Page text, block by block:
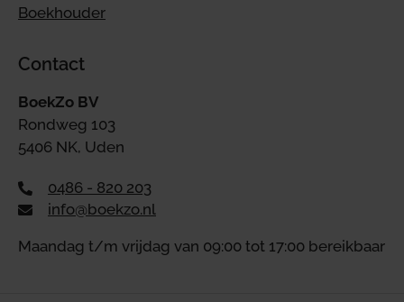
Boekhouder
Contact
BoekZo BV
Rondweg 103
5406 NK, Uden
0486 - 820 203
info@boekzo.nl
Maandag t/m vrijdag van 09:00 tot 17:00 bereikbaar